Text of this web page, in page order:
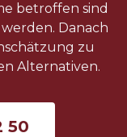
betroffen sind
Danach
zu
Alternativen.
50